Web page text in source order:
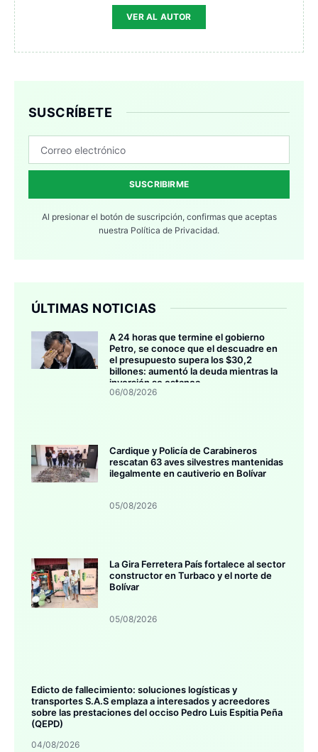
VER AL AUTOR
SUSCRÍBETE
SUSCRIBIRME
Al presionar el botón de suscripción, confirmas que aceptas
nuestra Política de Privacidad.
ÚLTIMAS NOTICIAS
A 24 horas que termine el gobierno
Petro, se conoce que el descuadre en
el presupuesto supera los $30,2
billones: aumentó la deuda mientras la
inversión se estanca
06/08/2026
Cardique y Policía de Carabineros
rescatan 63 aves silvestres mantenidas
ilegalmente en cautiverio en Bolívar
05/08/2026
La Gira Ferretera País fortalece al sector
constructor en Turbaco y el norte de
Bolívar
05/08/2026
Edicto de fallecimiento: soluciones logísticas y
transportes S.A.S emplaza a interesados y acreedores
sobre las prestaciones del occiso Pedro Luis Espitia Peña
(QEPD)
04/08/2026